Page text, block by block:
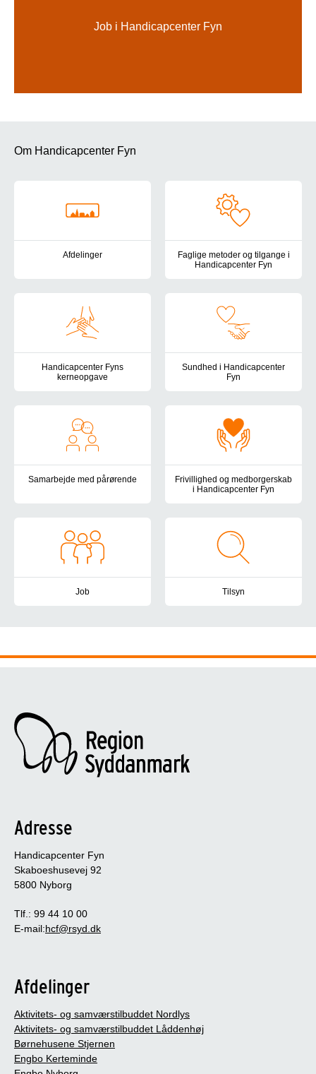
Job i Handicapcenter Fyn
Om Handicapcenter Fyn
Afdelinger
Her finder du en oversigt over Handicapcenter Fyns tilbud for
Faglige metoder og tilgange i
Handicapcenter Fyn
Handicapcenter Fyns
kerneopgave
Sundhed i Handicapcenter
Fyn
Samarbejde med pårørende
I Handicapcenter Fyn lægger vi vægt på at have et
Frivillighed og medborgerskab
i Handicapcenter Fyn
Job Tilsyn
Adresse
Handicapcenter Fyn
Skaboeshusevej 92
5800 Nyborg
Tlf.: 99 44 10 00
E-mail:hcf@rsyd.dk
Afdelinger
Aktivitets- og samværstilbuddet Nordlys
Aktivitets- og samværstilbuddet Låddenhøj
Børnehusene Stjernen
Engbo Kerteminde